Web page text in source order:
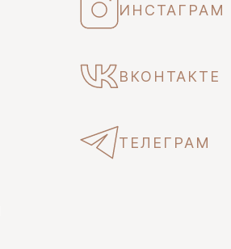
ИНСТАГРАМ
ВКОНТАКТЕ
ТЕЛЕГРАМ